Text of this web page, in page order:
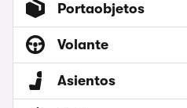
Portaobjetos
Volante
Asientos